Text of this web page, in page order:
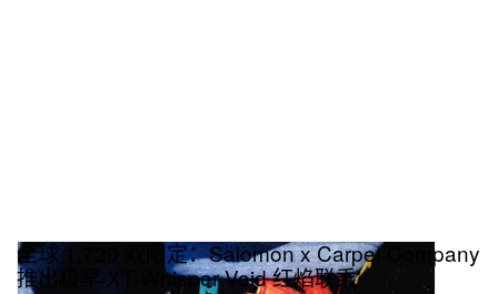
全球 1,720 双限定：Salomon x Carpet Company
推出极罕 XT-Whisper Void 红焰联乘